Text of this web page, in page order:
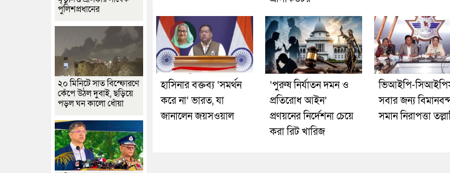
হাসিনার বক্তব্য ‘সমর্থন
করে না’ ভারত, যা
জানালেন জয়সওয়াল
‘পুরুষ নির্যাতন দমন ও
প্রতিরোধ আইন’
প্রণয়নের নির্দেশনা চেয়ে
করা রিট খারিজ
ভিআইপি-
সবার জন্য
সমান নিরাপত্তা
পুলিশপ্রধানের
২০ মিনিটে সাত বিস্ফোরণে
কেঁপে উঠল দুবাই, ছড়িয়ে
পড়ল ঘন কালো ধোঁয়া